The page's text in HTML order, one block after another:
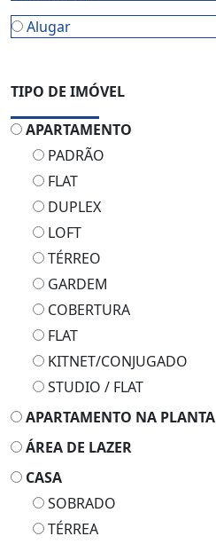
Alugar
TIPO DE IMÓVEL
APARTAMENTO
PADRÃO
FLAT
DUPLEX
LOFT
TÉRREO
GARDEM
COBERTURA
FLAT
KITNET/CONJUGADO
STUDIO / FLAT
APARTAMENTO NA PLANTA
ÁREA DE LAZER
CASA
SOBRADO
TÉRREA